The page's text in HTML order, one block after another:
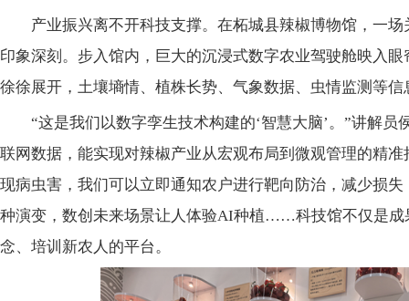
产业振兴离不开科技支撑。在柘城县辣椒博物馆，一
印象深刻。步入馆内，巨大的沉浸式数字农业驾驶舱映入
徐徐展开，土壤墒情、植株长势、气象数据、虫情监测等
“这是我们以数字孪生技术构建的‘智慧大脑’。”讲解
联网数据，能实现对辣椒产业从宏观布局到微观管理的精
现病虫害，我们可以立即通知农户进行靶向防治，减少损
种演变，数创未来场景让人体验AI种植……科技馆不仅是成
念、培训新农人的平台。